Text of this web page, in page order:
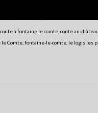
conte à fontaine le comte conte au château
le Comte fontaine-le-comte le logis les